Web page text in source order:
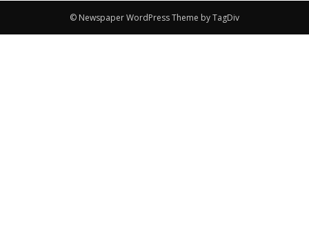
© Newspaper WordPress Theme by TagDiv